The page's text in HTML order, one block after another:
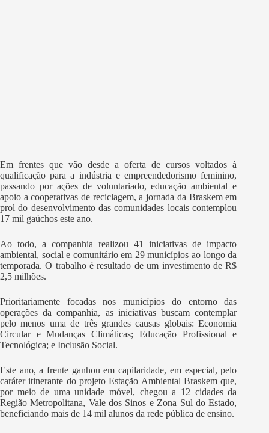
Em frentes que vão desde a oferta de cursos voltados à
qualificação para a indústria e empreendedorismo feminino,
passando por ações de voluntariado, educação ambiental e
apoio a cooperativas de reciclagem, a jornada da Braskem em
prol do desenvolvimento das comunidades locais contemplou
17 mil gaúchos este ano.
Ao todo, a companhia realizou 41 iniciativas de impacto
ambiental, social e comunitário em 29 municípios ao longo da
temporada. O trabalho é resultado de um investimento de R$
2,5 milhões.
Prioritariamente focadas nos municípios do entorno das
operações da companhia, as iniciativas buscam contemplar
pelo menos uma de três grandes causas globais: Economia
Circular e Mudanças Climáticas; Educação Profissional e
Tecnológica; e Inclusão Social.
Este ano, a frente ganhou em capilaridade, em especial, pelo
caráter itinerante do projeto Estação Ambiental Braskem que,
por meio de uma unidade móvel, chegou a 12 cidades da
Região Metropolitana, Vale dos Sinos e Zona Sul do Estado,
beneficiando mais de 14 mil alunos da rede pública de ensino.